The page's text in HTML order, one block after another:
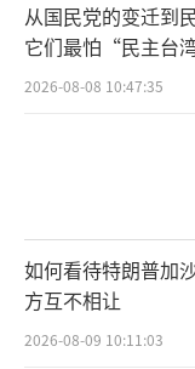
从国民党的变迁到
它们最怕“民主台
2026-08-08 10:47:35
如何看待特朗普加
方互不相让
2026-08-09 10:11:03